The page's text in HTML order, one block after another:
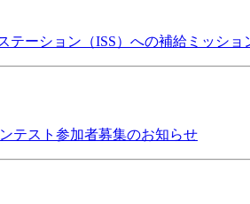
テーション（ISS）への補給ミッショ
テスト参加者募集のお知らせ